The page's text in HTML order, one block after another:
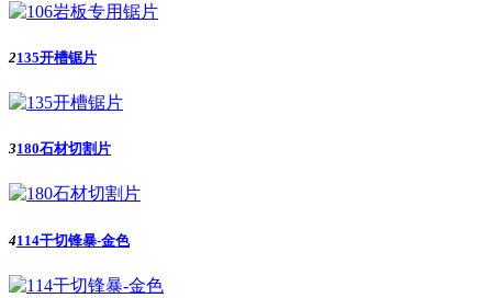
2135开槽锯片
3180石材切割片
4114干切锋暴-金色